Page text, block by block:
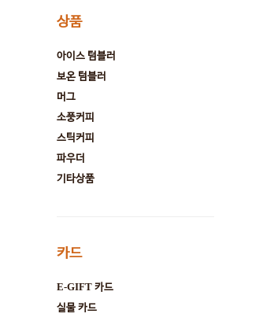
상품
아이스 텀블러
보온 텀블러
머그
소풍커피
스틱커피
파우더
기타상품
카드
E-GIFT 카드
실물 카드